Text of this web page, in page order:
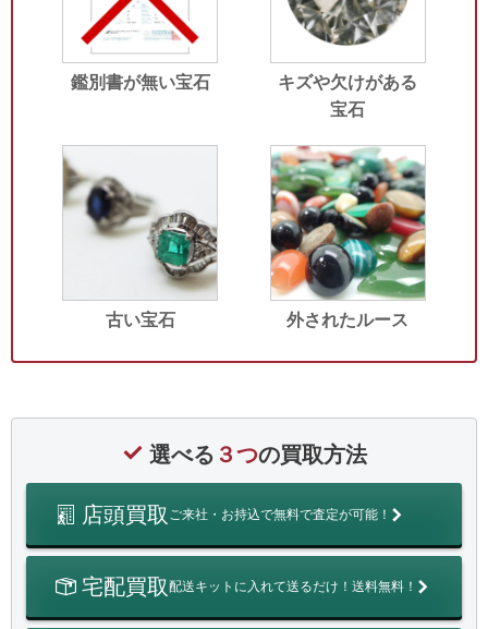
鑑別書が無い宝石
キズや欠けがある
宝石
古い宝石 外されたルース
選べる ３つの買取方法
店頭買取 ご来社・お持込で無料で査定が可能！
宅配買取配送キットに入れて送るだけ！送料無料！